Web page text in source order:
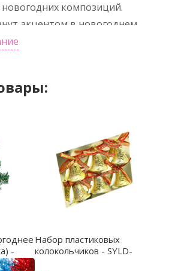
композиций.
акцентом в новогоднем
позволит использовать
-
Набор пластиковых
колокольчиков - SYLD-